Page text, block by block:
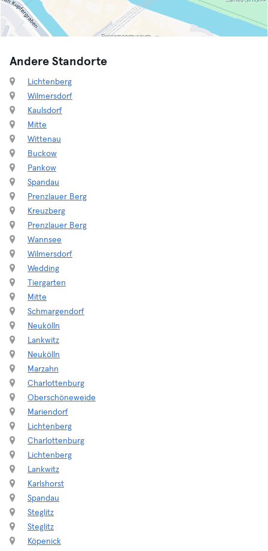
Andere Standorte
Lichtenberg
Wilmersdorf
Kaulsdorf
Mitte
Wittenau
Buckow
Pankow
Spandau
Prenzlauer Berg
Kreuzberg
Prenzlauer Berg
Wannsee
Wilmersdorf
Wedding
Tiergarten
Mitte
Schmargendorf
Neukölln
Lankwitz
Neukölln
Marzahn
Charlottenburg
Oberschöneweide
Mariendorf
Lichtenberg
Charlottenburg
Lichtenberg
Lankwitz
Karlshorst
Spandau
Steglitz
Steglitz
Köpenick